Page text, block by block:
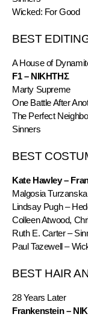
Wicked: For Good
BEST
A House of
F1 – ΝΙΚΗΤΗΣ
Marty Supreme
One Battle After
The Perfect
Sinners
BEST
Kate Hawley –
Malgosia
Lindsay Pugh –
Colleen Atwood,
Ruth E. Carter –
Paul Tazewell –
BEST HAIR
28 Years Later
Frankenstein –